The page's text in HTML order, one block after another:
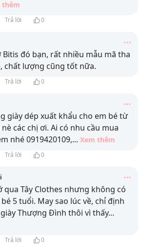
thêm
Trả lời 0
Bitis đó bạn, rất nhiều mẫu mã tha
chất lượng cũng tốt nữa.
Trả lời 0
giày dép xuất khẩu cho em bé từ
các chị ơi. Ai có nhu cầu mua
nhé 0919420109,... Xem thêm
Trả lời 0
qua Tây Clothes nhưng không có
5 tuổi. May sao lúc về, chỉ định
Thượng Đình thôi vì thấy...
Trả lời 0